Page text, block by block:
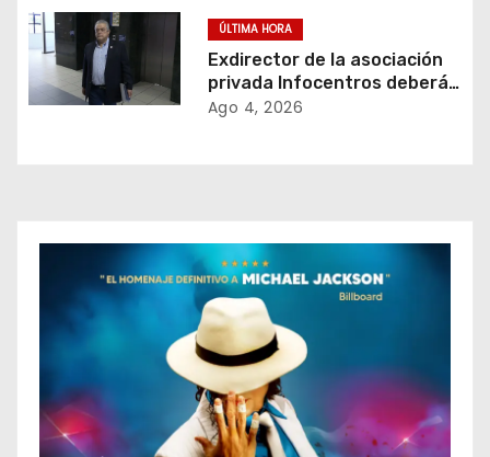
e
e
n
a
a
ÚLTIMA HORA
Exdirector de la asociación
privada Infocentros deberá
retribuir $ 3.1 millones al
Ago 4, 2026